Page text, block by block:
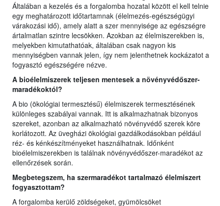
Általában a kezelés és a forgalomba hozatal között el kell telnie
egy meghatározott időtartamnak (élelmezés-egészségügyi
várakozási idő), amely alatt a szer mennyisége az egészségre
ártalmatlan szintre lecsökken. Azokban az élelmiszerekben is,
melyekben kimutathatóak, általában csak nagyon kis
mennyiségben vannak jelen, így nem jelenthetnek kockázatot a
fogyasztó egészségére nézve.
A bioélelmiszerek teljesen mentesek a növényvédőszer-
maradékoktól?
A bio (ökológiai termesztésű) élelmiszerek termesztésének
különleges szabályai vannak. Itt is alkalmazhatnak bizonyos
szereket, azonban az alkalmazható növényvédő szerek köre
korlátozott. Az üvegházi ökológiai gazdálkodásokban például
réz- és kénkészítményeket használhatnak. Időnként
bioélelmiszerekben is találnak növényvédőszer-maradékot az
ellenőrzések során.
Megbetegszem, ha szermaradékot tartalmazó élelmiszert
fogyasztottam?
A forgalomba kerülő zöldségeket, gyümölcsöket